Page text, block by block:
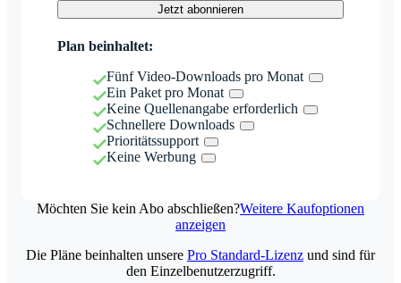
Jetzt abonnieren
Plan beinhaltet:
Fünf Video-Downloads pro Monat
Ein Paket pro Monat
Keine Quellenangabe erforderlich
Schnellere Downloads
Prioritätssupport
Keine Werbung
Möchten Sie kein Abo abschließen?Weitere Kaufoptionen
anzeigen
Die Pläne beinhalten unsere Pro Standard-Lizenz und sind für
den Einzelbenutzerzugriff.